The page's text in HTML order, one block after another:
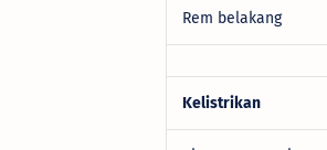
Rem belakang
Kelistrikan